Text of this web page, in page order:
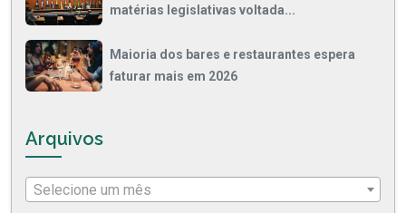
matérias legislativas voltada...
Maioria dos bares e restaurantes espera
faturar mais em 2026
Arquivos
Selecione um mês